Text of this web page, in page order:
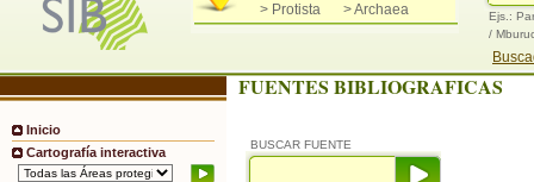
> Protista
> Archaea
Ejs.:
/
Inicio
Cartografía interactiva
FUENTES BIBLIOGRAFICAS
BUSCAR FUENTE